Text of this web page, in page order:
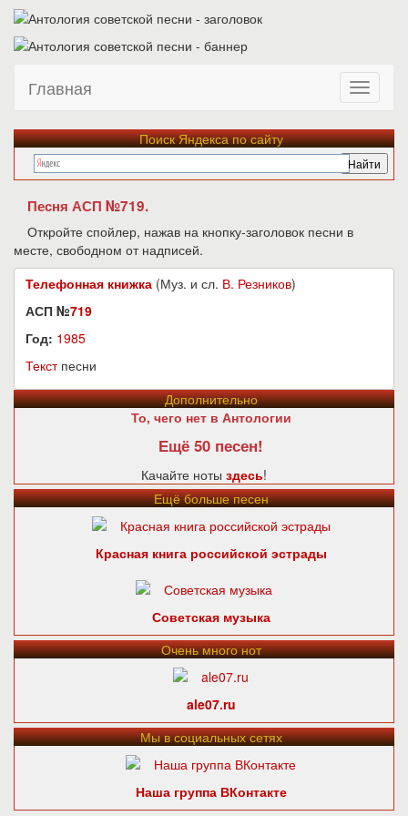
Главная
Поиск Яндекса по сайту
Песня АСП №719.
Откройте спойлер, нажав на кнопку-заголовок песни в
месте, свободном от надписей.
Телефонная книжка (Муз. и сл. В. Резников)
АСП №719
Год: 1985
Текстпесни
Дополнительно
То, чего нет в Антологии
Ещё 50 песен!
Качайте ноты здесь!
Ещё больше песен
Красная книга российской эстрады
Советская музыка
Очень много нот
ale07.ru
Мы в социальных сетях
Наша группа ВКонтакте